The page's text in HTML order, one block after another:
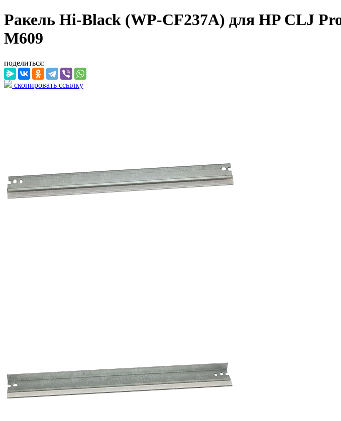
Ракель Hi-Black (WP-CF237A) для HP CLJ
M609
поделиться:
скопировать ссылку